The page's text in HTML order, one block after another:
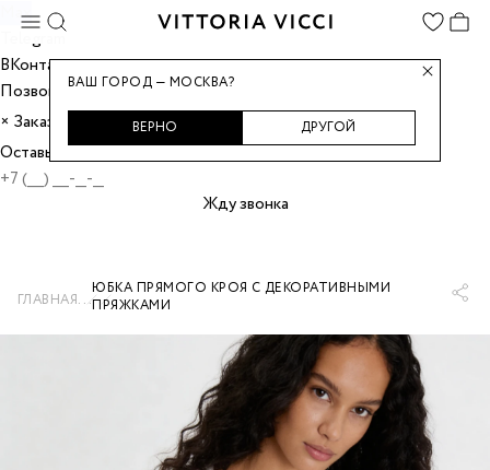
Max
Telegram
ВКонтакте
Позвонить
× Заказать звонок
Оставьте номер, и мы перезвоним вам.
Жду звонка
ГЛАВНАЯ...ЮБКА ПРЯМОГО КРОЯ С ДЕКОРАТИВНЫМИ
ПРЯЖКАМИ
ВАШ ГОРОД — МОСКВА?
ВЕРНО ДРУГОЙ